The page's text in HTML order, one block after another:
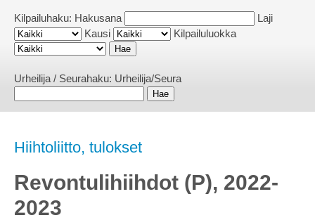
Kilpailuhaku: Hakusana
Laji
Kausi
Kilpailuluokka
Urheilija / Seurahaku: Urheilija/Seura
Hiihtoliitto, tulokset
Revontulihiihdot (P), 2022-
2023